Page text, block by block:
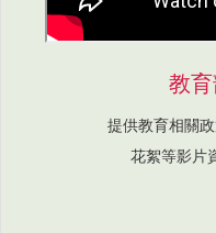
教
提供教育相關
花絮等影片